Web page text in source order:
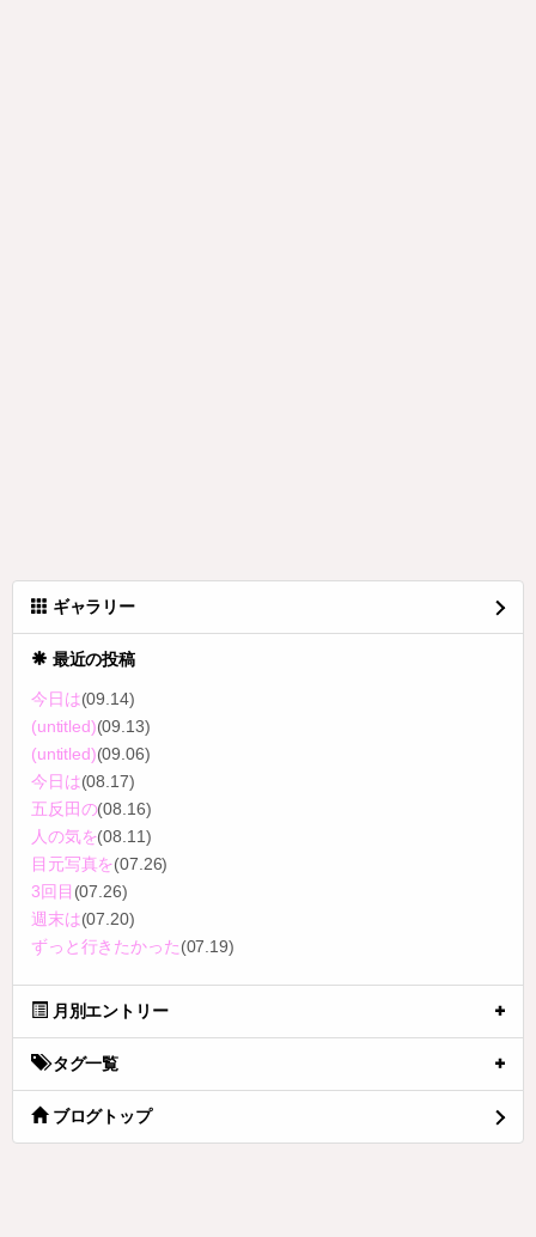
ギャラリー
最近の投稿
今日は(09.14)
(untitled)(09.13)
(untitled)(09.06)
今日は(08.17)
五反田の(08.16)
人の気を(08.11)
目元写真を(07.26)
3回目 (07.26)
週末は(07.20)
ずっと行きたかった(07.19)
月別エントリー
タグ一覧
ブログトップ